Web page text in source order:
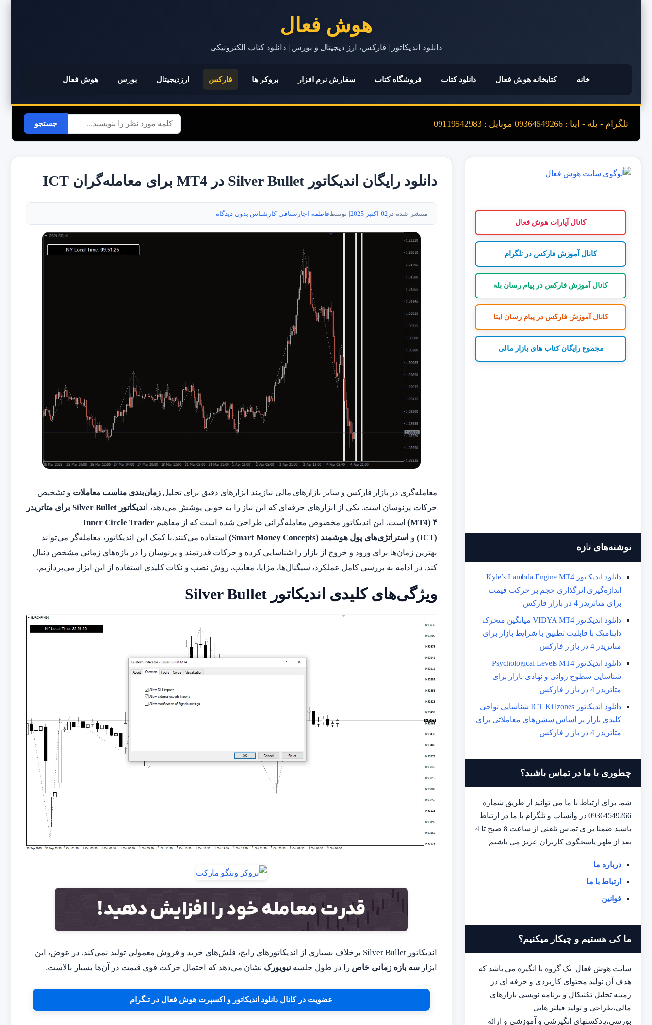
هوش فعال
دانلود اندیکاتور | فارکس، ارز دیجیتال و بورس | دانلود کتاب الکترونیکی
خانه کتابخانه هوش فعال دانلود کتاب فروشگاه کتاب سفارش نرم افزار بروکر ها فارکس ارزدیجیتال بورس هوش فعال
تلگرام - بله - ایتا : 09364549266 موبایل : 09119542983
دانلود رایگان اندیکاتور Silver Bullet در MT4 برای معامله‌گران ICT
منتشر شده در 02 اکتبر 2025 | توسطفاطمه اجارستاقی کارشناس|بدون دیدگاه
معامله‌گری در بازار فارکس و سایر بازارهای مالی نیازمند ابزارهای دقیق برای تحلیل زمان‌بندی مناسب معاملات و تشخیص
حرکات پرنوسان است. یکی از ابزارهای حرفه‌ای که این نیاز را به خوبی پوشش می‌دهد،
اندیکاتور Silver Bullet برای متاتریدر
۴ (MT4)
است. این اندیکاتور مخصوص معامله‌گرانی طراحی شده است که از مفاهیم Inner Circle Trader
(ICT) و استراتژی‌های پول هوشمند (Smart Money Concepts)
استفاده می‌کنند.با کمک این اندیکاتور، معامله‌گر می‌تواند
بهترین زمان‌ها برای ورود و خروج از بازار را شناسایی کرده و حرکات قدرتمند و پرنوسان را در بازه‌های زمانی مشخص دنبال
کند. در ادامه به بررسی کامل عملکرد، سیگنال‌ها، مزایا، معایب، روش نصب و نکات کلیدی استفاده از این ابزار می‌پردازیم.
ویژگی‌های کلیدی اندیکاتور Silver Bullet
اندیکاتور Silver Bullet برخلاف بسیاری از اندیکاتورهای رایج، فلش‌های خرید و فروش معمولی تولید نمی‌کند. در عوض، این
ابزار سه بازه زمانی خاص را در طول جلسه نیویورک نشان می‌دهد که احتمال حرکت قوی قیمت در آن‌ها بسیار بالاست.
عضویت در کانال دانلود اندیکاتور و اکسپرت هوش فعال در تلگرام
کانال آپارات هوش فعال
کانال آموزش فارکس در تلگرام
کانال آموزش فارکس در پیام رسان بله
کانال آموزش فارکس در پیام رسان ایتا
مجموع رایگان کتاب های بازار مالی
نوشته‌های تازه
دانلود اندیکاتور Kyle’s Lambda Engine MT4
اندازه‌گیری اثرگذاری حجم بر حرکت قیمت
برای متاتریدر 4 در بازار فارکس
دانلود اندیکاتور VIDYA MT4 میانگین متحرک
داینامیک با قابلیت تطبیق با شرایط بازار برای
متاتریدر 4 در بازار فارکس
دانلود اندیکاتور Psychological Levels MT4
شناسایی سطوح روانی و نهادی بازار برای
متاتریدر 4 در بازار فارکس
دانلود اندیکاتور ICT Killzones شناسایی نواحی
کلیدی بازار بر اساس سشن‌های معاملاتی برای
متاتریدر 4 در بازار فارکس
چطوری با ما در تماس باشید؟
شما برای ارتباط با ما می توانید از طریق شماره
09364549266 در واتساپ و تلگرام با ما در ارتباط
باشید ضمنا برای تماس تلفنی از ساعت 8 صبح تا 4
بعد از ظهر پاسخگوی کاربران عزیز می باشیم
درباره ما
ارتباط با ما
قوانین
ما کی هستیم و چیکار میکنیم؟
سایت هوش فعال یک گروه با انگیزه می باشد که
هدف آن تولید محتوای کاربردی و حرفه ای در
زمینه تحلیل تکنیکال و برنامه نویسی بازارهای
مالی،طراحی و تولید فیلتر هایی
بورسی،پادکستهای انگیزشی و آموزشی و ارائه